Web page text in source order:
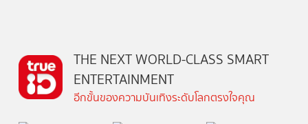
THE NEXT WORLD-CLASS SMART
ENTERTAINMENT
อีกขั้นของความบันเทิงระดับโลกตรงใจคุณ